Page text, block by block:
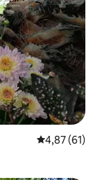
4,87 de uma
4,87 (61)